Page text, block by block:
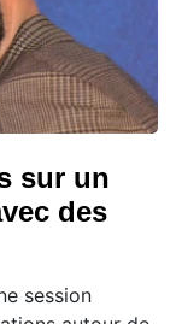
sur un
des
session